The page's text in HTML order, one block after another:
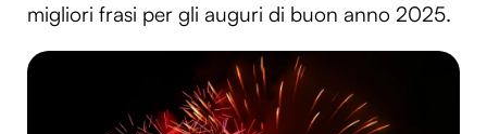
migliori frasi per gli auguri di buon anno 2025.